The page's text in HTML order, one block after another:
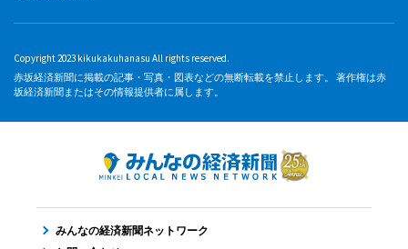
Copyright 2023 kikukakuhanasu All rights reserved.
赤坂経済新聞に掲載の記事・写真・図表などの無断転載を禁止します。 著作権は赤
坂経済新聞またはその情報提供者に属します。
みんなの経済新聞ネットワーク